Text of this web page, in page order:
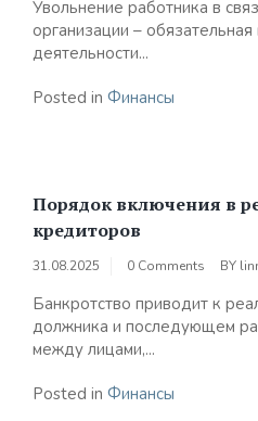
Увольнение работника в
организации –
деятельности...
Posted in Финансы
Порядок включения в
кредиторов
31.08.2025 0 Comments BY
Банкротство приводит к
должника и последующем
между лицами,...
Posted in Финансы